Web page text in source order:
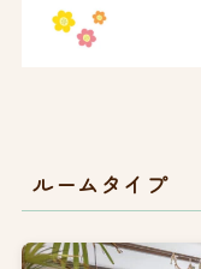
ルームタイプ